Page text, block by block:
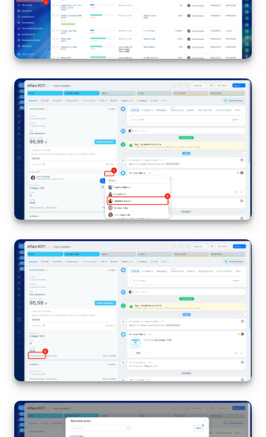
Mio profilo
Impostazioni
Bitrix24 On-Premise
Bitrix24 Messenger
Domande generali
INIZIA GRATIS